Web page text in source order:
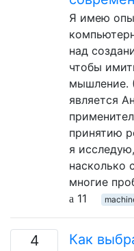
Я имею
над
чтобы
мышление.
является
принятию
я
насколько
многие
11
4
Как